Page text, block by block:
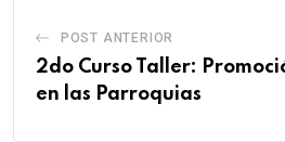
POST ANTERIOR
2do Curso Taller:
en las Parroquias